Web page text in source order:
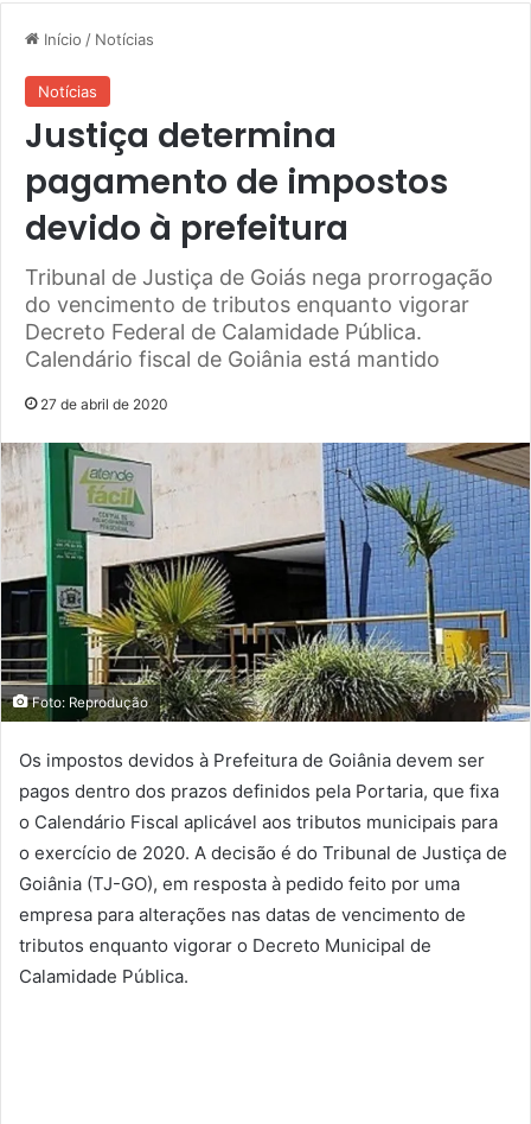
Início / Notícias
Notícias
Justiça determina
pagamento de impostos
devido à prefeitura
Tribunal de Justiça de Goiás nega prorrogação
do vencimento de tributos enquanto vigorar
Decreto Federal de Calamidade Pública.
Calendário fiscal de Goiânia está mantido
27 de abril de 2020
Foto: Reprodução
Os impostos devidos à Prefeitura de Goiânia devem ser
pagos dentro dos prazos definidos pela Portaria, que fixa
o Calendário Fiscal aplicável aos tributos municipais para
o exercício de 2020. A decisão é do Tribunal de Justiça de
Goiânia (TJ-GO), em resposta à pedido feito por uma
empresa para alterações nas datas de vencimento de
tributos enquanto vigorar o Decreto Municipal de
Calamidade Pública.